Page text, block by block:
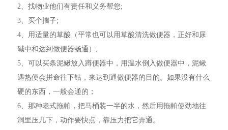
2、找物业他们有责任和义务帮您;
3、买个揣子;
4、用适量的草酸（平常也可以用草酸清洗做便器，正好和尿
碱中和达到做便器畅通）;
5、可以买条泥鳅放入蹲便器中，用温水倒入做便器中，泥鳅
遇热便会拼命往下钻，来达到通做便器的目的。如果没有什么
硬的东西，一般会通的；
6、那种老式拖帕，把马桶装一半的水，然后用拖帕使劲地往
洞里压几下，动作要快点，靠压力把它弄通。